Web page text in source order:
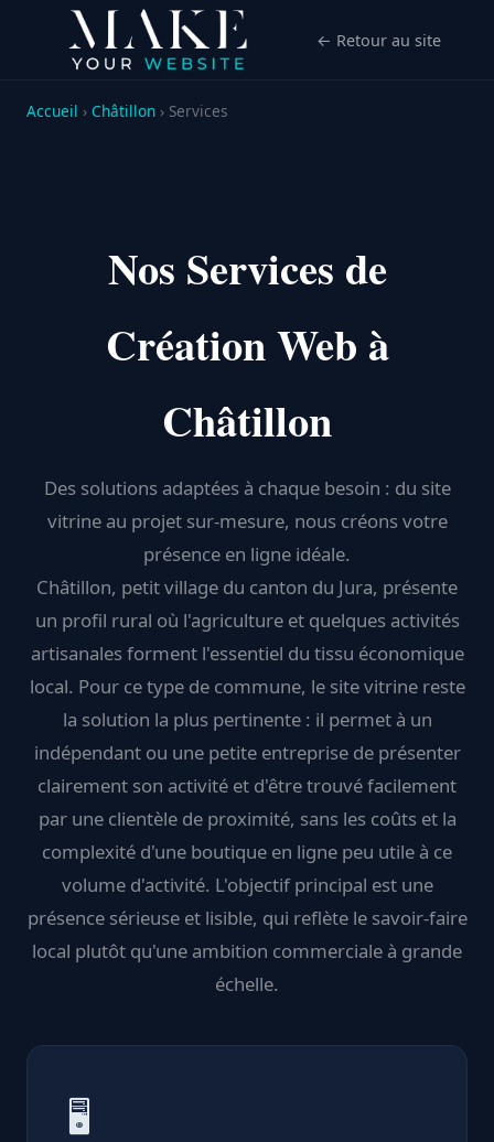
← Retour au site
Accueil › Châtillon › Services
Nos Services de
Création Web à
Châtillon
Des solutions adaptées à chaque besoin : du site
vitrine au projet sur-mesure, nous créons votre
présence en ligne idéale.
Châtillon, petit village du canton du Jura, présente
un profil rural où l'agriculture et quelques activités
artisanales forment l'essentiel du tissu économique
local. Pour ce type de commune, le site vitrine reste
la solution la plus pertinente : il permet à un
indépendant ou une petite entreprise de présenter
clairement son activité et d'être trouvé facilement
par une clientèle de proximité, sans les coûts et la
complexité d'une boutique en ligne peu utile à ce
volume d'activité. L'objectif principal est une
présence sérieuse et lisible, qui reflète le savoir-faire
local plutôt qu'une ambition commerciale à grande
échelle.
🖥️